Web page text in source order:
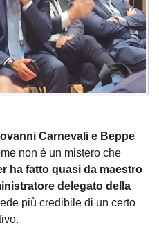
Carnevali e Beppe
non è un mistero che
ha fatto quasi da maestro
delegato della
più credibile di un certo